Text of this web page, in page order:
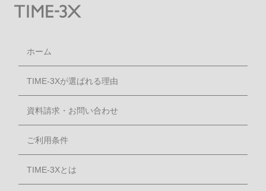
ホーム
TIME-3Xが選ばれる理由
資料請求・お問い合わせ
ご利用条件
TIME-3Xとは